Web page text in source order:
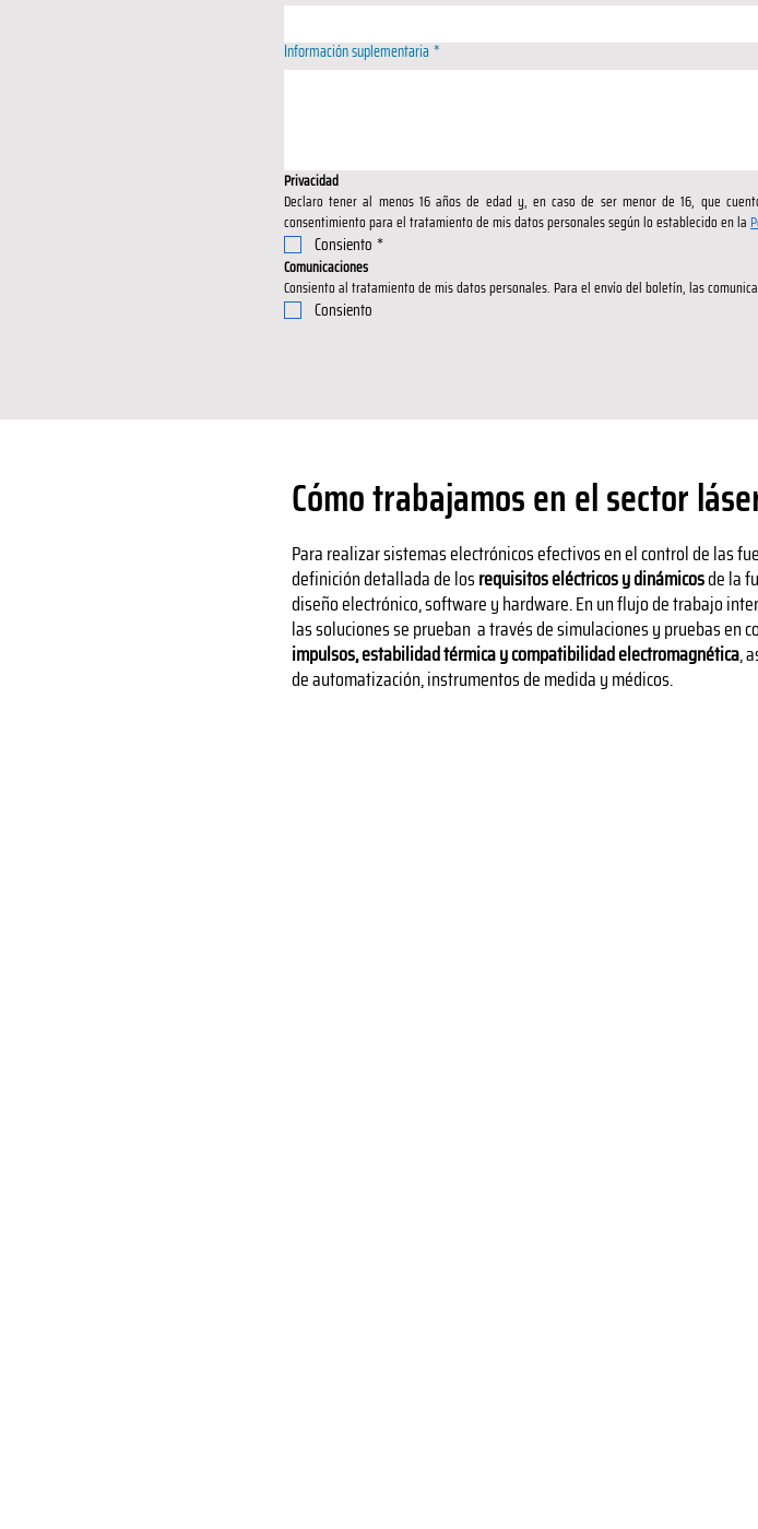
Información suplementaria*
Privacidad
Declaro tener al menos 16 años de edad y, en caso de ser menor de 16, que
consentimiento para el tratamiento de mis datos personales según lo establecido en la
Consiento *
Comunicaciones
Consiento al tratamiento de mis datos personales. Para el envío del boletín, las
Consiento
Cómo trabajamos en el sector
Para realizar sistemas electrónicos efectivos en el control de las
definición detallada de losrequisitos eléctricos y dinámicosde la
diseño electrónico, software y hardware. En un flujo de trabajo
las soluciones se prueban a través de simulaciones y pruebas en
impulsos, estabilidad térmica y compatibilidad electromagnética,
de automatización, instrumentos de medida y médicos.